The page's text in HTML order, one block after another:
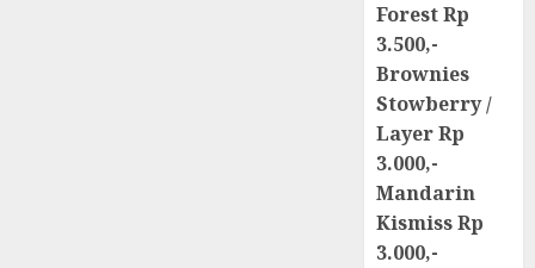
Forest Rp
3.500,-
Brownies
Stowberry /
Layer Rp
3.000,-
Mandarin
Kismiss Rp
3.000,-